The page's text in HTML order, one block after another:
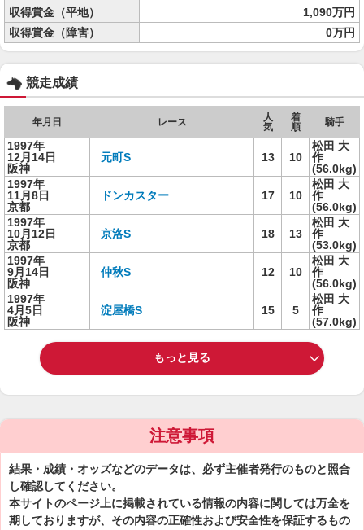
収得賞金（平地）
1,090万円
収得賞金（障害）
0万円
競走成績
年月日 レース
人
気
着
順
騎手
1997年
12月14日
阪神
元町S 13 10
松田 大
作
(56.0kg)
1997年
11月8日
京都
ドンカスター 17 10
松田 大
作
(56.0kg)
1997年
10月12日
京都
京洛S 18 13
松田 大
作
(53.0kg)
1997年
9月14日
阪神
仲秋S 12 10
松田 大
作
(56.0kg)
1997年
4月5日
阪神
淀屋橋S 15 5
松田 大
作
(57.0kg)
もっと見る
注意事項
結果・成績・オッズなどのデータは、必ず主催者発行のものと照合
し確認してください。
本サイトのページ上に掲載されている情報の内容に関しては万全を
期しておりますが、その内容の正確性および安全性を保証するもの